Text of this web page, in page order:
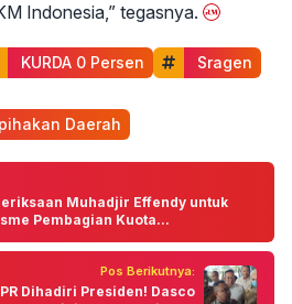
Indonesia,” tegasnya.
KURDA 0 Persen
Sragen
Daerah
Muhadjir Effendy untuk
Pembagian Kuota...
Pos Berikutnya:
Dihadiri Presiden! Dasco